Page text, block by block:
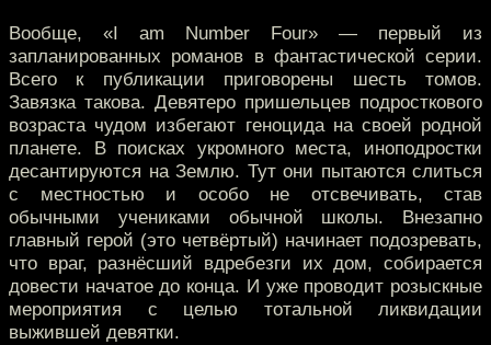
Вообще, «I am Number Four» — первый из
запланированных романов в фантастической серии.
Всего к публикации приговорены шесть томов.
Завязка такова. Девятеро пришельцев подросткового
возраста чудом избегают геноцида на своей родной
планете. В поисках укромного места, иноподростки
десантируются на Землю. Тут они пытаются слиться
с местностью и особо не отсвечивать, став
обычными учениками обычной школы. Внезапно
главный герой (это четвёртый) начинает подозревать,
что враг, разнёсший вдребезги их дом, собирается
довести начатое до конца. И уже проводит розыскные
мероприятия с целью тотальной ликвидации
выжившей девятки.